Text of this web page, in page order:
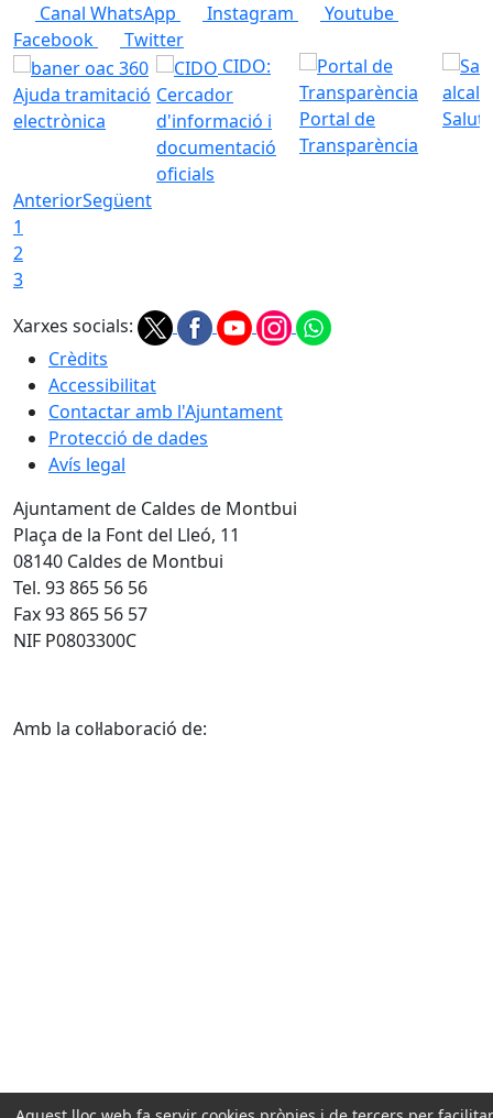
Canal WhatsApp Instagram
Youtube
Facebook
Twitter
Ajuda tramitació
electrònica
CIDO:
Cercador
d'informació i
documentació
oficials
Portal de
Transparència
AnteriorSegüent
1
2
3
Xarxes socials:
Crèdits
Accessibilitat
Contactar amb l'Ajuntament
Protecció de dades
Avís legal
Ajuntament de Caldes de Montbui
Plaça de la Font del Lleó, 11
08140 Caldes de Montbui
Tel. 93 865 56 56
Fax 93 865 56 57
NIF P0803300C
Amb la col·laboració de: